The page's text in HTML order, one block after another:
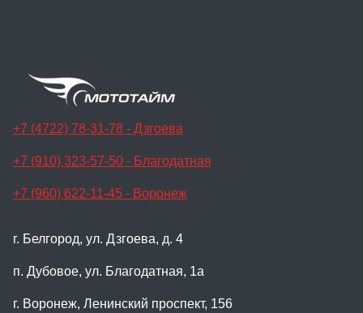
+7 (4722) 78-31-78 - Дзгоева
+7 (910) 323-57-50 - Благодатная
+7 (960) 622-11-45 - Воронеж
г. Белгород, ул. Дзгоева, д. 4
п. Дубовое, ул. Благодатная, 1а
г. Воронеж, Ленинский проспект, 156